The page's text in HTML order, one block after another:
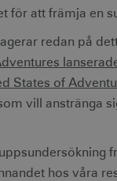
för att främja en
redan på
States of
vill anstränga
hos våra